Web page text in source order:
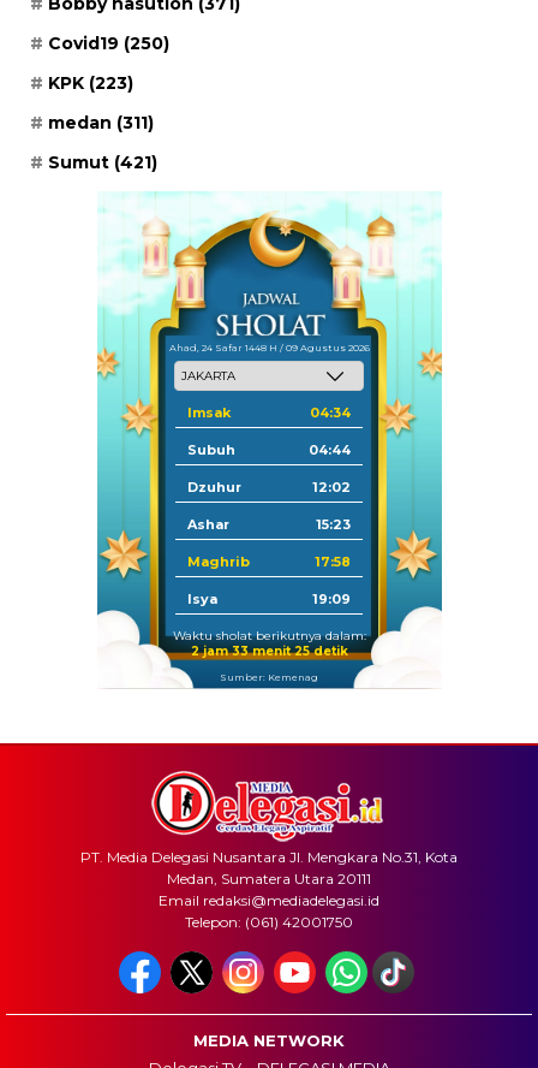
Covid19 (250)
KPK (223)
medan (311)
Sumut (421)
Ahad, 24 Safar 1448 H / 09 Agustus 2026
Imsak 04:34
Subuh 04:44
Dzuhur 12:02
Ashar 15:23
Maghrib 17:58
Isya 19:09
Waktu sholat berikutnya dalam:
2 jam 33 menit 25 detik
Sumber: Kemenag
PT. Media Delegasi Nusantara Jl. Mengkara No.31, Kota
Medan, Sumatera Utara 20111
Email redaksi@mediadelegasi.id
Telepon: (061) 42001750
MEDIA NETWORK